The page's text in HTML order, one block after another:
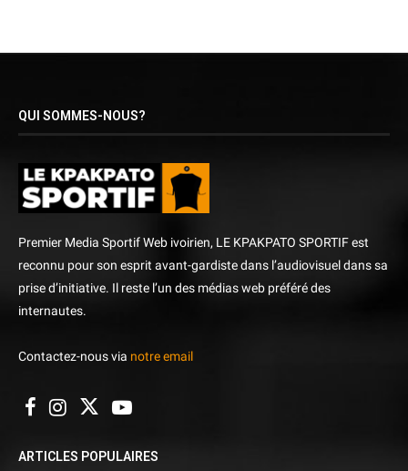
QUI SOMMES-NOUS?
Premier Media Sportif Web ivoirien, LE KPAKPATO SPORTIF est
reconnu pour son esprit avant-gardiste dans l’audiovisuel dans sa
prise d’initiative. Il reste l’un des médias web préféré des
internautes.
Contactez-nous via notre email
ARTICLES POPULAIRES